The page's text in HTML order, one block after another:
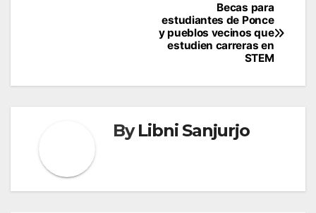
Becas para
estudiantes de Ponce
y pueblos vecinos que
estudien carreras en
STEM
ByLibni Sanjurjo